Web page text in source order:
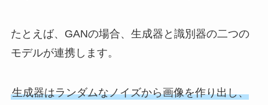
たとえば、GANの場合、生成器と識別器の二つの
モデルが連携します。
生成器はランダムなノイズから画像を作り出し、